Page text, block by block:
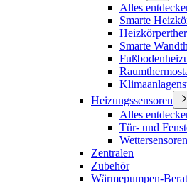
Alles
Smarte
Smarte
Heizungssensoren
Alles
Tür- und
Wettersensoren
Zentralen
Zubehör
Wärmepumpen-